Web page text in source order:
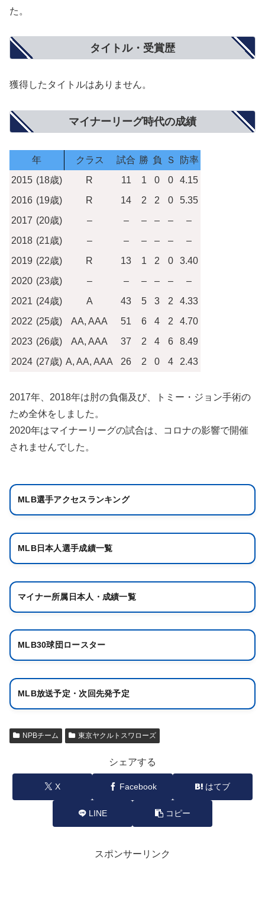
た。
タイトル・受賞歴
獲得したタイトルはありません。
マイナーリーグ時代の成績
年 クラス 試合 勝 負 Ｓ
防率
2015 (18歳) R 11 1 0 0
4.15
2016 (19歳) R 14 2 2 0
5.35
2017 (20歳) – – – – –
–
2018 (21歳) – – – – –
–
2019 (22歳) R 13 1 2 0
3.40
2020 (23歳) – – – – –
–
2021 (24歳) A 43 5 3 2
4.33
2022 (25歳) AA, AAA 51 6 4 2
4.70
2023 (26歳) AA, AAA 37 2 4 6
8.49
2024 (27歳) A, AA, AAA 26 2 0 4 2.43
2017年、2018年は肘の負傷及び、トミー・ジョン手術の
ため全休をしました。
2020年はマイナーリーグの試合は、コロナの影響で開催
されませんでした。
MLB選手アクセスランキング
MLB日本人選手成績一覧
マイナー所属日本人・成績一覧
MLB30球団ロースター
MLB放送予定・次回先発予定
NPBチーム 東京ヤクルトスワローズ
シェアする
X Facebook はてブ
LINE コピー
スポンサーリンク